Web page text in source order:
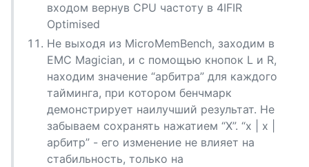
входом вернув CPU частоту в 4IFIR
Optimised
Не выходя из MicroMemBench, заходим в
EMC Magician, и с помощью кнопок L и R,
находим значение “арбитра” для каждого
тайминга, при котором бенчмарк
демонстрирует наилучший результат. Не
забываем сохранять нажатием “X”. “х | x |
арбитр” - его изменение не влияет на
стабильность, только на